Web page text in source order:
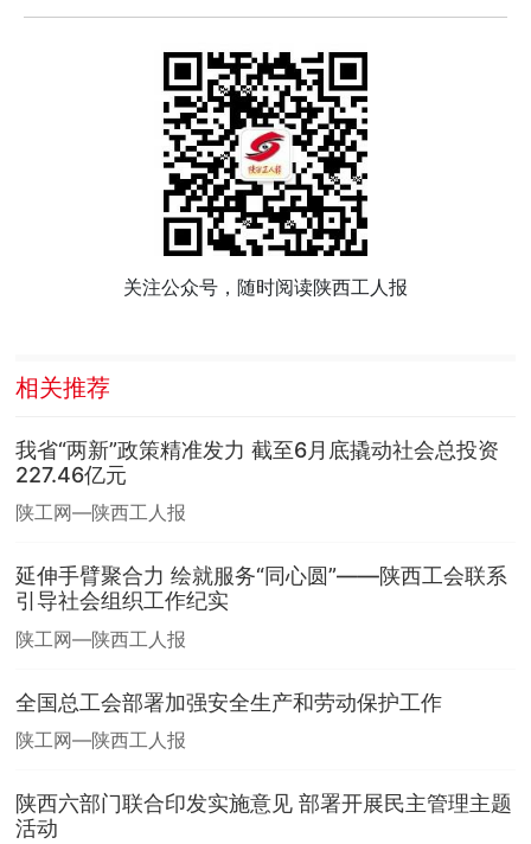
关注公众号，随时阅读陕西工人报
相关推荐
我省“两新”政策精准发力 截至6月底撬动社会总投资
227.46亿元
陕工网—陕西工人报
延伸手臂聚合力 绘就服务“同心圆”——陕西工会联系
引导社会组织工作纪实
陕工网—陕西工人报
全国总工会部署加强安全生产和劳动保护工作
陕工网—陕西工人报
陕西六部门联合印发实施意见 部署开展民主管理主题
活动